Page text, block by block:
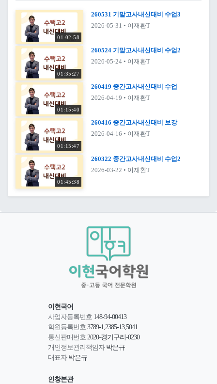
01:02:58
260531 기말고사내신대비 수업3
2026-05-31 • 이재환T
01:35:27
260524 기말고사내신대비 수업2
2026-05-24 • 이재환T
01:15:40
260419 중간고사내신대비 수업
2026-04-19 • 이재환T
01:15:47
260416 중간고사내신대비 보강
2026-04-16 • 이재환T
01:45:38
260322 중간고사내신대비 수업2
2026-03-22 • 이재환T
이현국어
사업자등록번호 148-94-00413
학원등록번호3789-1,2385-13,5041
통신판매번호2020-경기구리-0230
개인정보관리책임자박은규
대표자박은규
인창본관